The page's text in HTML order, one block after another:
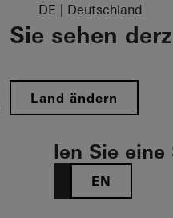
DE | Deutschland
Sie sehen
Land ändern
Wählen Sie
EN